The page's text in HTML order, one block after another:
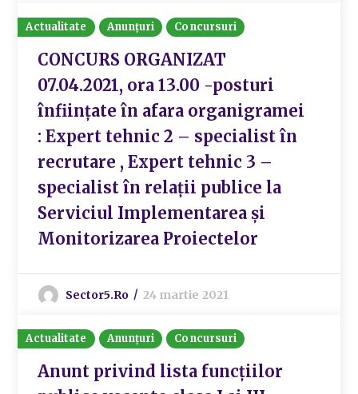
Actualitate Anunțuri Concursuri
CONCURS ORGANIZAT
07.04.2021, ora 13.00 -posturi
înfiinţate în afara organigramei
: Expert tehnic 2 – specialist în
recrutare , Expert tehnic 3 –
specialist în relații publice la
Serviciul Implementarea și
Monitorizarea Proiectelor
Sector5.ro 24 martie 2021
Actualitate Anunțuri Concursuri
Anunt privind lista funcțiilor